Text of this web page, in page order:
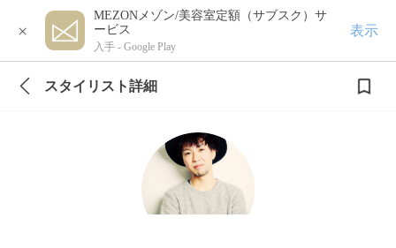
×
MEZONメゾン/美容室定額（サブスク）サ
ービス
入手 - Google Play
表示
スタイリスト詳細